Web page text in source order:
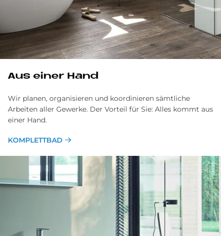
Aus ei­ner Hand
Wir planen, organisieren und koordinieren sämtliche
Arbeiten aller Gewerke. Der Vorteil für Sie: Alles kommt aus
einer Hand.
KOMPLETTBAD